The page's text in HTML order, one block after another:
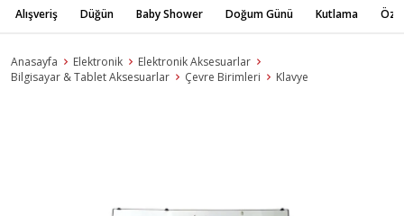
Alışveriş Düğün Baby Shower Doğum Günü Kutlama
Anasayfa Elektronik
Elektronik Aksesuarlar
Bilgisayar & Tablet Aksesuarlar
Çevre Birimleri Klavye